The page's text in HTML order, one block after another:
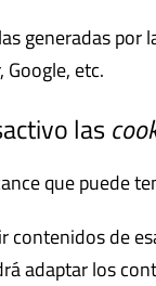
generadas por
etc.
las
que puede
contenidos de
adaptar los